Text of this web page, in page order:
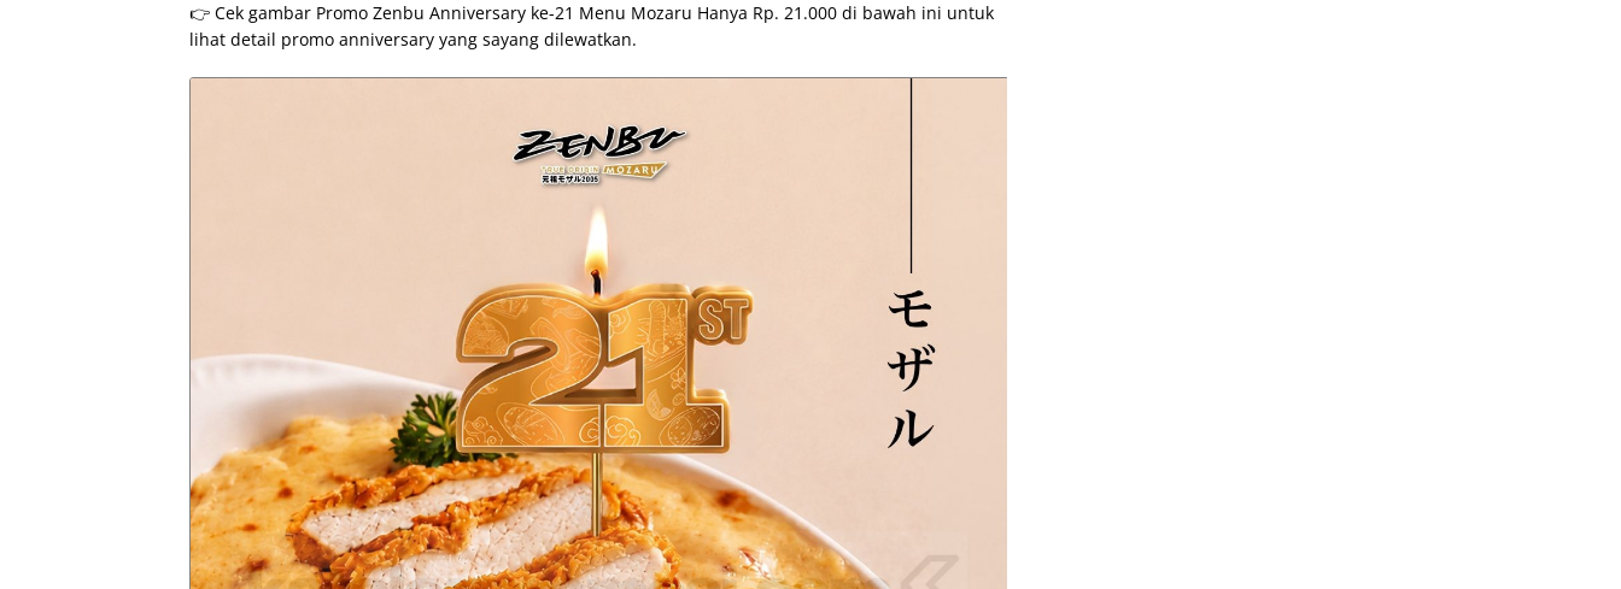
👉 Cek gambar Promo Zenbu Anniversary ke-21 Menu Mozaru Hanya Rp. 21.000 di bawah ini untuk
lihat detail promo anniversary yang sayang dilewatkan.